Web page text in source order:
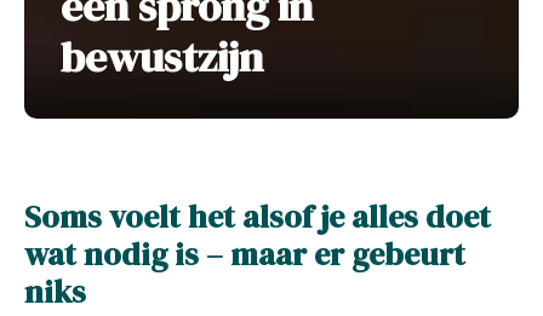
bewustzijn
Soms voelt het alsof je alles doet
wat nodig is – maar er gebeurt
niks